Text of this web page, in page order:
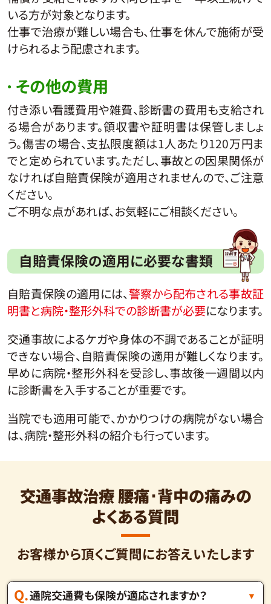
いる方が対象となります。
仕事で治療が難しい場合も、仕事を休んで施術が受
けられるよう配慮されます。
その他の費用
付き添い看護費用や雑費、診断書の費用も支給され
る場合があります。領収書や証明書は保管しましょ
う。傷害の場合、支払限度額は1人あたり120万円ま
でと定められています。ただし、事故との因果関係が
なければ自賠責保険が適用されませんので、ご注意
ください。
ご不明な点があれば、お気軽にご相談ください。
自賠責保険の適用に必要な書類
自賠責保険の適用には、警察から配布される事故証
明書と病院・整形外科での診断書が必要になります。
交通事故によるケガや身体の不調であることが証明
できない場合、自賠責保険の適用が難しくなります。
早めに病院・整形外科を受診し、事故後一週間以内
に診断書を入手することが重要です。
当院でも適用可能で、かかりつけの病院がない場合
は、病院・整形外科の紹介も行っています。
交通事故治療 腰痛･背中の痛みの
よくある質問
お客様から頂くご質問にお答えいたします
通院交通費も保険が適応されますか？